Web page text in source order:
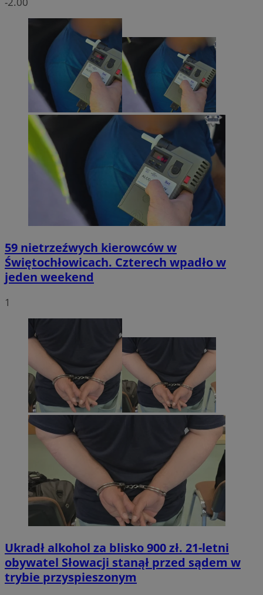
59 nietrzeźwych kierowców w
Świętochłowicach. Czterech wpadło w
jeden weekend
1
Ukradł alkohol za blisko 900 zł. 21-letni
obywatel Słowacji stanął przed sądem w
trybie przyspieszonym